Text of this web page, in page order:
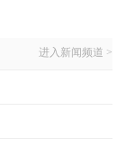
进入新闻频道 >